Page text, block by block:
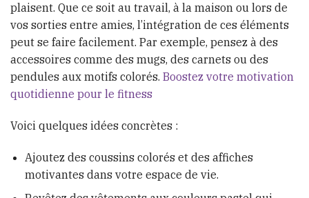
plaisent. Que ce soit au travail, à la maison ou lors de
vos sorties entre amies, l’intégration de ces éléments
peut se faire facilement. Par exemple, pensez à des
accessoires comme des mugs, des carnets ou des
pendules aux motifs colorés. Boostez votre motivation
quotidienne pour le fitness
Voici quelques idées concrètes :
Ajoutez des coussins colorés et des affiches
motivantes dans votre espace de vie.